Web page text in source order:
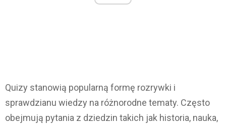
Quizy stanowią popularną formę rozrywki i
sprawdzianu wiedzy na różnorodne tematy. Często
obejmują pytania z dziedzin takich jak historia, nauka,